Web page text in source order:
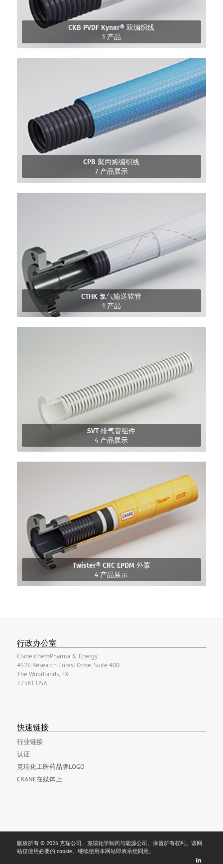
CKB PVDF Kynar® 双编织线
1 产品
CPB 聚丙烯编织线
7 产品展示
CTHK 氯气输送软管
1 产品
SVT 排气管组件
4 产品展示
Twister® CRC EPDM 外罩
4 产品展示
行政办公室
Crane ChemPharma & Energy
4526 Research Forest Drive, Suite 400
The Woodlands, TX
77381 USA
快速链接
行业链接
认证
克瑞化工医药品牌LOGO
CRANE在媒体上
版权所有 © 2026 克瑞公司、克瑞化学制药与能源公司。保留所有权利。该网
站仅使用必要的 cookie。继续使用本网站即表示您同意。